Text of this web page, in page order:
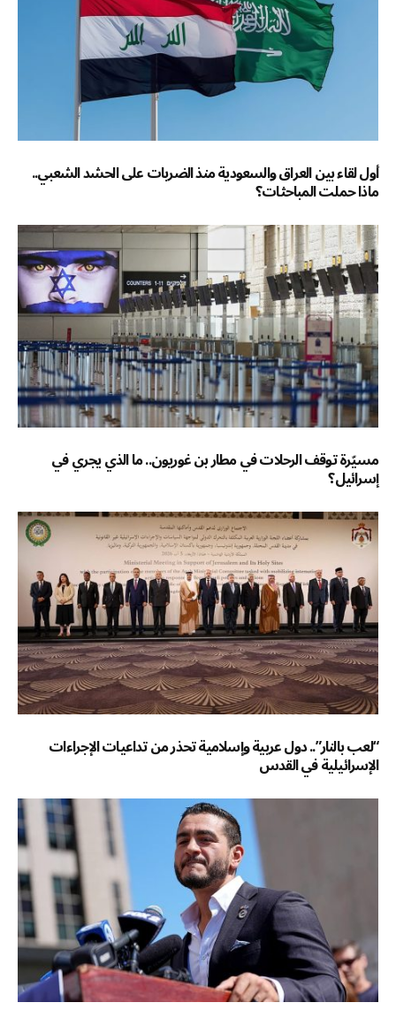
أول لقاء بين العراق والسعودية منذ الضربات على الحشد الشعبي..
ماذا حملت المباحثات؟
مسيّرة توقف الرحلات في مطار بن غوريون.. ما الذي يجري في
إسرائيل؟
“لعب بالنار”.. دول عربية وإسلامية تحذر من تداعيات الإجراءات
الإسرائيلية في القدس